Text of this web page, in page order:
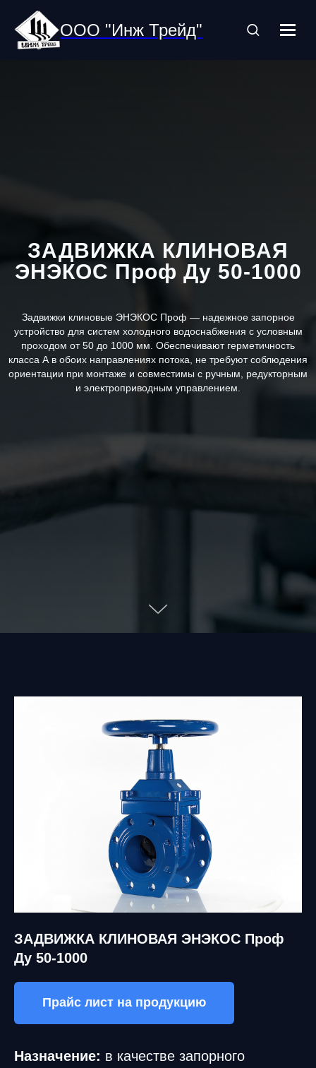
ООО "Инж Трейд"
ЗАДВИЖКА КЛИНОВАЯ
ЭНЭКОС Проф Ду 50-1000
Задвижки клиновые ЭНЭКОС Проф — надежное запорное
устройство для систем холодного водоснабжения с условным
проходом от 50 до 1000 мм. Обеспечивают герметичность
класса А в обоих направлениях потока, не требуют соблюдения
ориентации при монтаже и совместимы с ручным, редукторным
и электроприводным управлением.
ЗАДВИЖКА КЛИНОВАЯ ЭНЭКОС Проф
Ду 50-1000
Прайс лист на продукцию
Назначение: в качестве запорного